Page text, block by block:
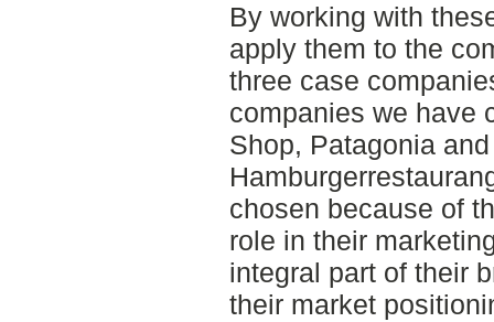
By working with
apply them to the
three case
companies we have
Shop, Patagonia
chosen because of
role in their
integral part of their
their market